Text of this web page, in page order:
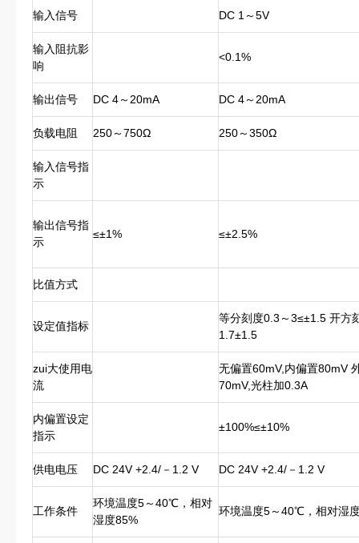
输入信号 DC 1～5V
输入阻抗影
响
<0.1%
输出信号 DC 4～20mA DC 4～20mA
负载电阻 250～750Ω 250～350Ω
输入信号指
示
输出信号指
示
≤±1% ≤±2.5%
比值方式
设定值指标
等分刻度0.3～3≤±1.5 开方
1.7±1.5
zui大使用电
流
无偏置60mV,内偏置80mV
70mV,光柱加0.3A
内偏置设定
指示
±100%≤±10%
供电电压 DC 24V +2.4/－1.2 V DC 24V +2.4/－1.2 V
工作条件
环境温度5～40℃，相对
湿度85%
环境温度5～40℃，相对湿